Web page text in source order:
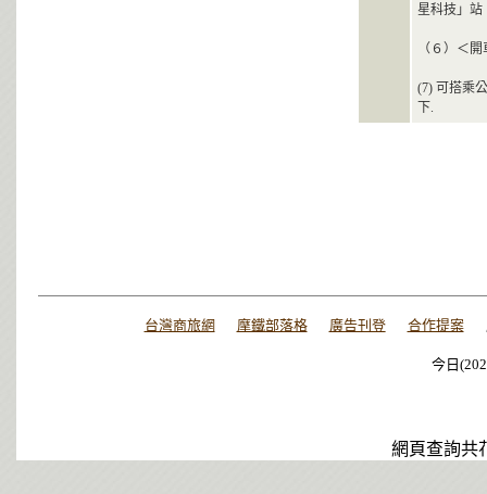
星科技」站
（６）＜
(7) 可搭乘
下.
台灣商旅網 摩鐵部落格 廣告刊登 合作提案
今日
網頁查詢共